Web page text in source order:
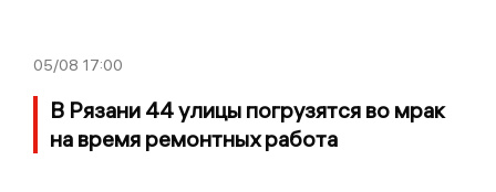
05/08 17:00
В Рязани 44 улицы погрузятся во мрак
на время ремонтных работа